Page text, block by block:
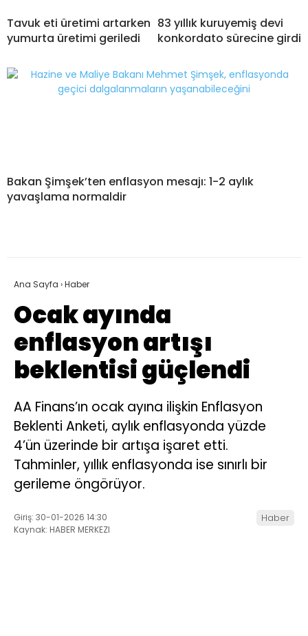
Tavuk eti üretimi artarken
yumurta üretimi geriledi
83 yıllık kuruyemiş devi
konkordato sürecine girdi
Bakan Şimşek’ten enflasyon mesajı: 1-2 aylık
yavaşlama normaldir
Ana Sayfa ›Haber
Ocak ayında
enflasyon artışı
beklentisi güçlendi
AA Finans’ın ocak ayına ilişkin Enflasyon
Beklenti Anketi, aylık enflasyonda yüzde
4’ün üzerinde bir artışa işaret etti.
Tahminler, yıllık enflasyonda ise sınırlı bir
gerileme öngörüyor.
Giriş: 30-01-2026 14:30
Kaynak: HABER MERKEZI
Haber